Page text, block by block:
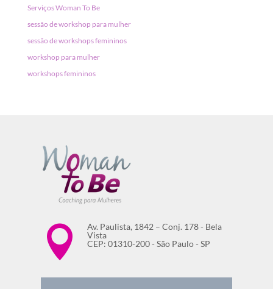
Serviços Woman To Be
sessão de workshop para mulher
sessão de workshops femininos
workshop para mulher
workshops femininos

Av. Paulista, 1842 – Conj. 178 - Bela
Vista
CEP: 01310-200 - São Paulo - SP